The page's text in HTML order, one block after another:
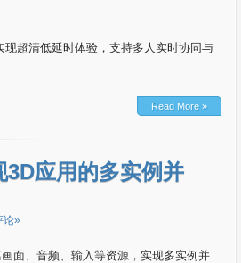
超清低延时体验，支持多人实时协同与
Read More »
应用的多实例并
论»
面、音频、输入等资源，实现多实例并